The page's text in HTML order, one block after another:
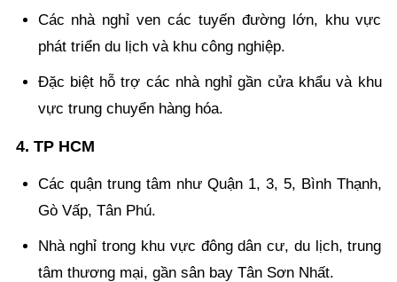
Các nhà nghỉ ven các tuyến đường lớn, khu vực
phát triển du lịch và khu công nghiệp.
Đặc biệt hỗ trợ các nhà nghỉ gần cửa khẩu và khu
vực trung chuyển hàng hóa.
4. TP HCM
Các quận trung tâm như Quận 1, 3, 5, Bình Thạnh,
Gò Vấp, Tân Phú.
Nhà nghỉ trong khu vực đông dân cư, du lịch, trung
tâm thương mại, gần sân bay Tân Sơn Nhất.